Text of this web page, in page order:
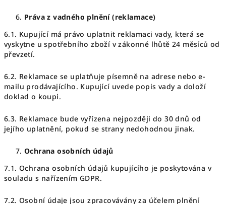
Práva z vadného plnění (reklamace)
6.1. Kupující má právo uplatnit reklamaci vady, která se
vyskytne u spotřebního zboží v zákonné lhůtě 24 měsíců od
převzetí.
6.2. Reklamace se uplatňuje písemně na adrese nebo e-
mailu prodávajícího. Kupující uvede popis vady a doloží
doklad o koupi.
6.3. Reklamace bude vyřízena nejpozději do 30 dnů od
jejího uplatnění, pokud se strany nedohodnou jinak.
Ochrana osobních údajů
7.1. Ochrana osobních údajů kupujícího je poskytována v
souladu s nařízením GDPR.
7.2. Osobní údaje jsou zpracovávány za účelem plnění